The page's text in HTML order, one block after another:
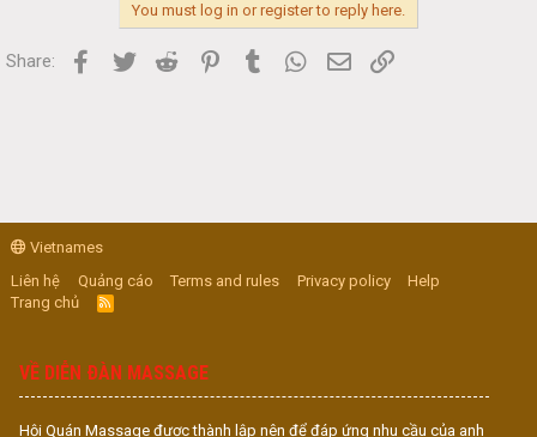
You must log in or register to reply here.
Share: Facebook
Twitter Reddit PinterestTumblr WhatsApp
Email
Vietnames
Liên hệ
Quảng cáo Terms and rules Privacy policy
Help
Trang chủ
R
S
VỀ DIỄN ĐÀN MASSAGE
Hội Quán Massage được thành lập nên để đáp ứng nhu cầu của anh